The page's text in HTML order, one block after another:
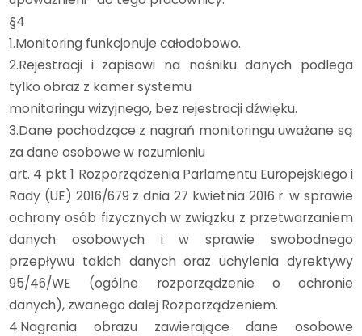
§4
1.Monitoring funkcjonuje całodobowo.
2.Rejestracji i zapisowi na nośniku danych podlega
tylko obraz z kamer systemu
monitoringu wizyjnego, bez rejestracji dźwięku.
3.Dane pochodzące z nagrań monitoringu uważane są
za dane osobowe w rozumieniu
art. 4 pkt 1 Rozporządzenia Parlamentu Europejskiego i
Rady (UE) 2016/679 z dnia 27 kwietnia 2016 r. w sprawie
ochrony osób fizycznych w związku z przetwarzaniem
danych osobowych i w sprawie swobodnego
przepływu takich danych oraz uchylenia dyrektywy
95/46/WE (ogólne rozporządzenie o ochronie
danych), zwanego dalej Rozporządzeniem.
4.Nagrania obrazu zawierające dane osobowe